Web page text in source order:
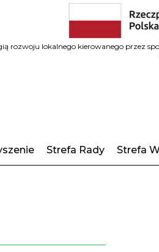
rozwoju lokalnego kierowanego przez
Strefa Rady Strefa